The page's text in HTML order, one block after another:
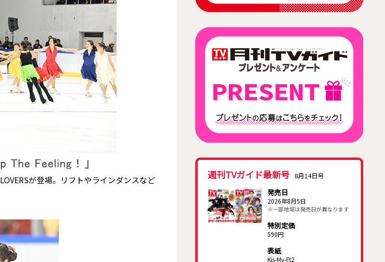
が登場。リフトやラインダンスなど
週刊TVガイド最新号 8月14日号
発売日
2026年8月5日
※一部地域は発売日が異なります
特別定価
590円
表紙
Kis-My-Ft2